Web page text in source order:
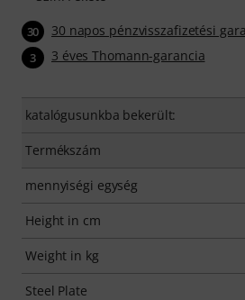
30 30 napos pénzvisszafizetési
3 3 éves Thomann-garancia
katalógusunkba bekerült:
Termékszám
mennyiségi egység
Height in cm
Weight in kg
Steel Plate